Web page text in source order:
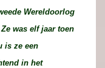
Wereldoorlog
was elf jaar toen
is ze een
in het